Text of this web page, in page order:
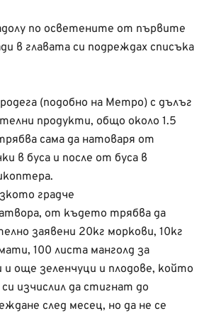
по осветените от първите
в главата си подреждах списъка
(подобно на Метро) с дълъг
продукти, общо около 1.5
сама да натоваря от
в буса и после от буса в
градче
от където трябва да
заявени 20кг моркови, 10кг
100 листа манголд за
още зеленчуци и плодове, който
изчислил да стигнат до
след месец, но да не се